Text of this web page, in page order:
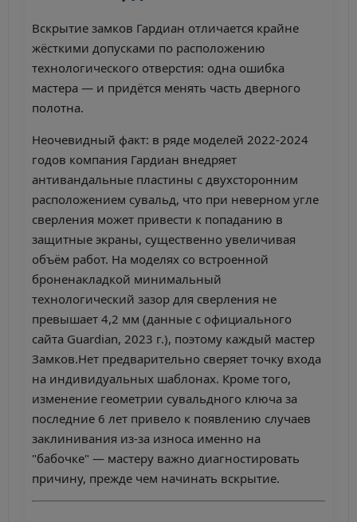
Вскрытие замков Гардиан отличается крайне
жёсткими допусками по расположению
технологического отверстия: одна ошибка
мастера — и придётся менять часть дверного
полотна.
Неочевидный факт: в ряде моделей 2022-2024
годов компания Гардиан внедряет
антивандальные пластины с двухсторонним
расположением сувальд, что при неверном угле
сверления может привести к попаданию в
защитные экраны, существенно увеличивая
объём работ. На моделях со встроенной
броненакладкой минимальный
технологический зазор для сверления не
превышает 4,2 мм (данные с официального
сайта Guardian, 2023 г.), поэтому каждый мастер
Замков.Нет предварительно сверяет точку входа
на индивидуальных шаблонах. Кроме того,
изменение геометрии сувальдного ключа за
последние 6 лет привело к появлению случаев
заклинивания из-за износа именно на
"бабочке" — мастеру важно диагностировать
причину, прежде чем начинать вскрытие.